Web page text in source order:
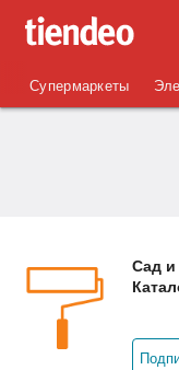
Супермаркеты
Сад и